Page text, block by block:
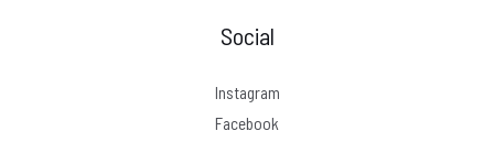
Social
Instagram
Facebook